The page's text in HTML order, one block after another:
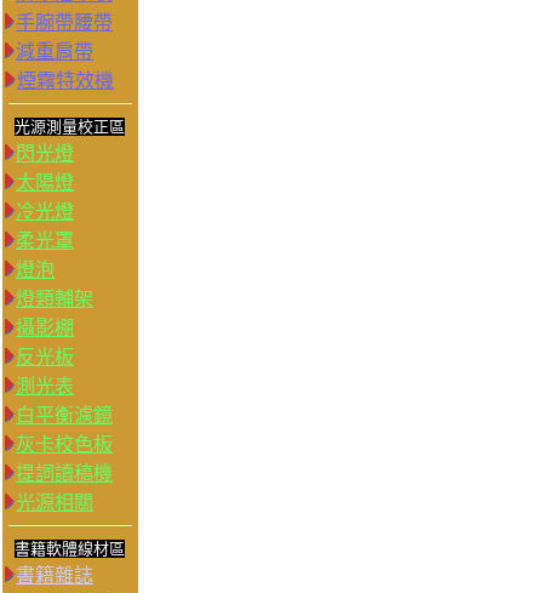
手腕帶腰帶
減重肩帶
煙霧特效機
光源測量校正區
閃光燈
太陽燈
冷光燈
柔光罩
燈泡
燈類輔架
攝影棚
反光板
測光表
白平衡濾鏡
灰卡校色板
提詞讀稿機
光源相關
書籍軟體線材區
書籍雜誌